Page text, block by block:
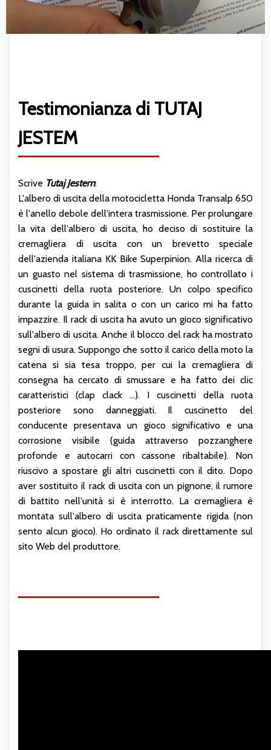
Testimonianza di TUTAJ
JESTEM
Scrive Tutaj Jestem:
L'albero di uscita della motocicletta Honda Transalp 650
è l'anello debole dell'intera trasmissione. Per prolungare
la vita dell'albero di uscita, ho deciso di sostituire la
cremagliera di uscita con un brevetto speciale
dell'azienda italiana KK Bike Superpinion. Alla ricerca di
un guasto nel sistema di trasmissione, ho controllato i
cuscinetti della ruota posteriore. Un colpo specifico
durante la guida in salita o con un carico mi ha fatto
impazzire. Il rack di uscita ha avuto un gioco significativo
sull'albero di uscita. Anche il blocco del rack ha mostrato
segni di usura. Suppongo che sotto il carico della moto la
catena si sia tesa troppo, per cui la cremagliera di
consegna ha cercato di smussare e ha fatto dei clic
caratteristici (clap clack ...). I cuscinetti della ruota
posteriore sono danneggiati. Il cuscinetto del
conducente presentava un gioco significativo e una
corrosione visibile (guida attraverso pozzanghere
profonde e autocarri con cassone ribaltabile). Non
riuscivo a spostare gli altri cuscinetti con il dito. Dopo
aver sostituito il rack di uscita con un pignone, il rumore
di battito nell'unità si è interrotto. La cremagliera è
montata sull'albero di uscita praticamente rigida (non
sento alcun gioco). Ho ordinato il rack direttamente sul
sito Web del produttore.